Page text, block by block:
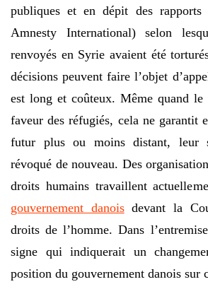
publiques et en dépit des rapports
Amnesty International) selon
renvoyés en Syrie avaient été
décisions peuvent faire l’objet
est long et coûteux. Même quand
faveur des réfugiés, cela ne garantit
futur plus ou moins distant, leur
révoqué de nouveau. Des
droits humains travaillent
gouvernement danoisdevant la
droits de l’homme. Dans
signe qui indiquerait un
position du gouvernement danois sur